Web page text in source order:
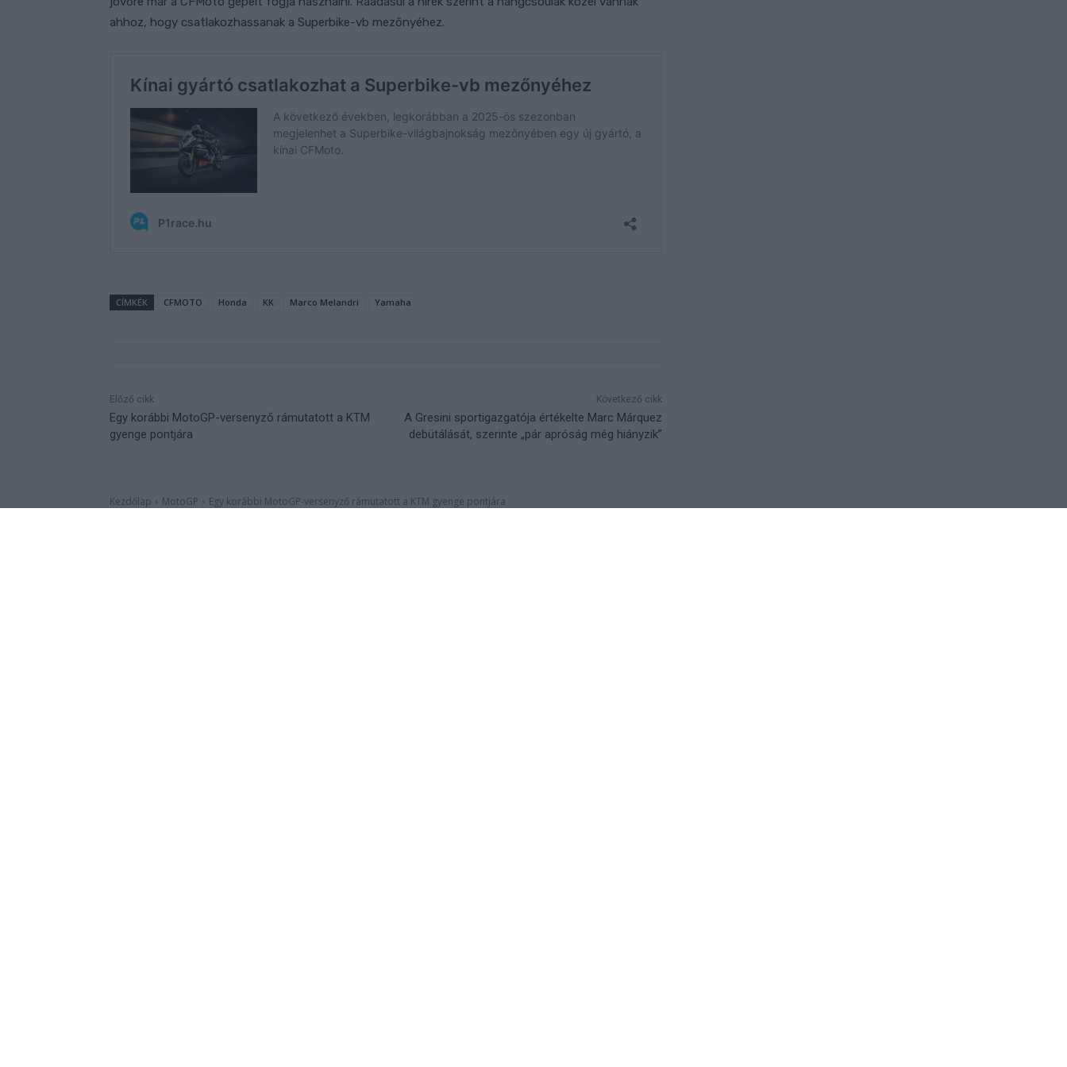
ahhoz, hogy csatlakozhassanak a Superbike-vb mezőnyéhez.
CÍMKÉK CFMOTO Honda KK Marco Melandri Yamaha
Előző cikk
Egy korábbi MotoGP-versenyző rámutatott a KTM
gyenge pontjára
Következő cikk
A Gresini sportigazgatója értékelte Marc Márquez
debütálását, szerinte „pár apróság még hiányzik”